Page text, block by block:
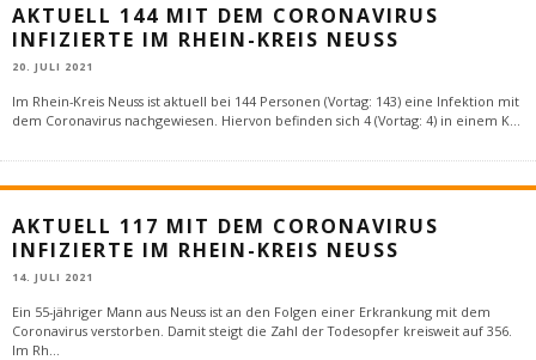
AKTUELL 144 MIT DEM CORONAVIRUS
INFIZIERTE IM RHEIN-KREIS NEUSS
20. JULI 2021
Im Rhein-Kreis Neuss ist aktuell bei 144 Personen (Vortag: 143) eine Infektion mit
dem Coronavirus nachgewiesen. Hiervon befinden sich 4 (Vortag: 4) in einem K
AKTUELL 117 MIT DEM CORONAVIRUS
INFIZIERTE IM RHEIN-KREIS NEUSS
14. JULI 2021
Ein 55-jähriger Mann aus Neuss ist an den Folgen einer Erkrankung mit dem
Coronavirus verstorben. Damit steigt die Zahl der Todesopfer kreisweit auf 356.
Im Rh...